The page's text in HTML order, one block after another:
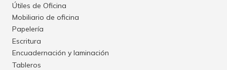
Útiles de Oficina
Mobiliario de oficina
Papelería
Escritura
Encuadernación y laminación
Tableros